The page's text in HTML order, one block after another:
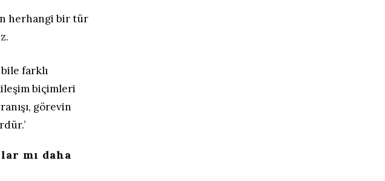
herhangi bir tür
farklı
biçimleri
görevin
mı daha